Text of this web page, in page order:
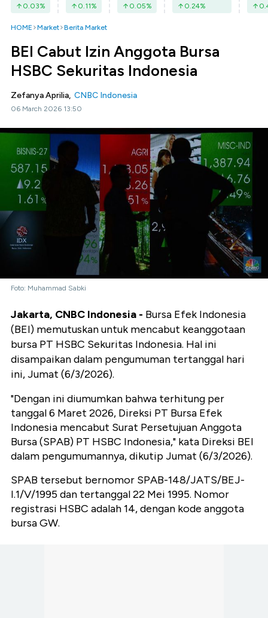
0.03% 0.11% 0.05% 0.24%
HOME Market Berita Market
BEI Cabut Izin Anggota Bursa
HSBC Sekuritas Indonesia
Zefanya Aprilia, CNBC Indonesia
06 March 2026 13:50
Foto: Muhammad Sabki
Jakarta, CNBC Indonesia - Bursa Efek Indonesia
(BEI) memutuskan untuk mencabut keanggotaan
bursa PT HSBC Sekuritas Indonesia. Hal ini
disampaikan dalam pengumuman tertanggal hari
ini, Jumat (6/3/2026).
"Dengan ini diumumkan bahwa terhitung per
tanggal 6 Maret 2026, Direksi PT Bursa Efek
Indonesia mencabut Surat Persetujuan Anggota
Bursa (SPAB) PT HSBC Indonesia," kata Direksi BEI
dalam pengumumannya, dikutip Jumat (6/3/2026).
SPAB tersebut bernomor SPAB-148/JATS/BEJ-
I.1/V/1995 dan tertanggal 22 Mei 1995. Nomor
registrasi HSBC adalah 14, dengan kode anggota
bursa GW.